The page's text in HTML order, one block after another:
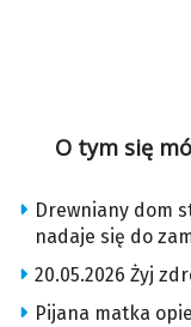
O tym się
Drewniany dom
nadaje się do
20.05.2026 Żyj
Pijana matka